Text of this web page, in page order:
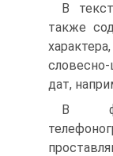
В
также
дат,
В